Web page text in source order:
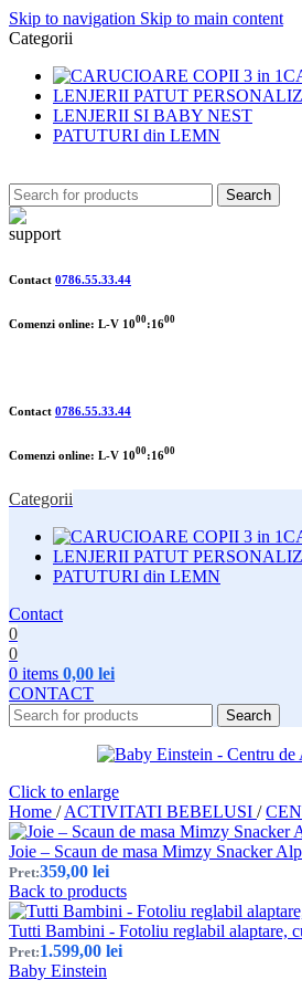
Skip to navigation Skip to main content
Categorii
LENJERII PATUT
LENJERII SI BABY NEST
PATUTURI din LEMN
Search
Contact 0786.55.33.44
Comenzi online: L-V 1000:1600
Contact 0786.55.33.44
Comenzi online: L-V 1000:1600
Categorii
LENJERII PATUT
PATUTURI din LEMN
Contact
0
0
0 items 0,00 lei
CONTACT
Search
Click to enlarge
Home / ACTIVITATI BEBELUSI /
Joie – Scaun de masa Mimzy Snacker
Pret:359,00 lei
Back to products
Tutti Bambini - Fotoliu reglabil alaptare,
Pret:1.599,00 lei
Baby Einstein